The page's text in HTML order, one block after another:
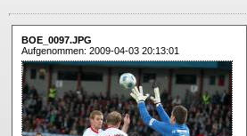
BOE_0097.JPG
Aufgenommen: 2009-04-03 20:13:01